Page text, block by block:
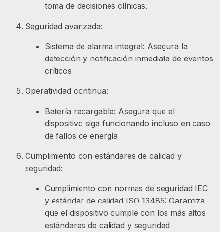
toma de decisiones clínicas.
Seguridad avanzada:
Sistema de alarma integral: Asegura la
detección y notificación inmediata de eventos
críticos
Operatividad continua:
Batería recargable: Asegura que el
dispositivo siga funcionando incluso en caso
de fallos de energía
Cumplimiento con estándares de calidad y
seguridad:
Cumplimiento con normas de seguridad IEC
y estándar de calidad ISO 13485: Garantiza
que el dispositivo cumple con los más altos
estándares de calidad y seguridad